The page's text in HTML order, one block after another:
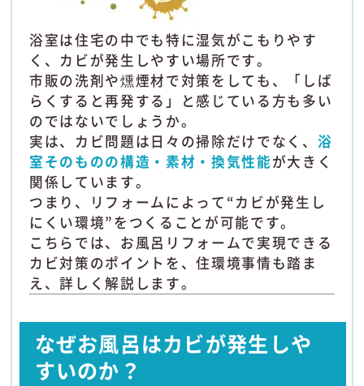
浴室は住宅の中でも特に湿気がこもりやす
く、カビが発生しやすい場所です。
市販の洗剤や燻煙材で対策をしても、「しば
らくすると再発する」と感じている方も多い
のではないでしょうか。
実は、カビ問題は日々の掃除だけでなく、 浴
室そのものの構造・素材・換気性能が大きく
関係しています。
つまり、リフォームによって“カビが発生し
にくい環境”をつくることが可能です。
こちらでは、お風呂リフォームで実現できる
カビ対策のポイントを、住環境事情も踏ま
え、詳しく解説します。
なぜお風呂はカビが発生しや
すいのか？